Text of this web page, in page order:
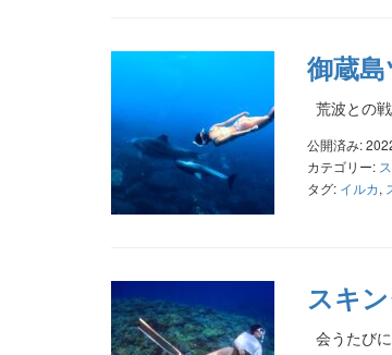
御蔵
荒波との
公開済み:
カテゴリー:
タグ: イルカ,
スキ
会うたび